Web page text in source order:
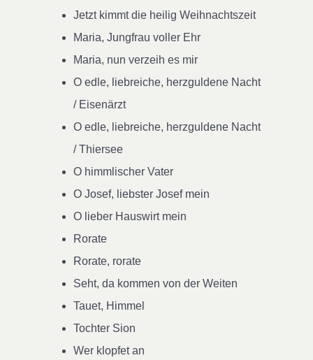
Jetzt kimmt die heilig Weihnachtszeit
Maria, Jungfrau voller Ehr
Maria, nun verzeih es mir
O edle, liebreiche, herzguldene Nacht
/ Eisenärzt
O edle, liebreiche, herzguldene Nacht
/ Thiersee
O himmlischer Vater
O Josef, liebster Josef mein
O lieber Hauswirt mein
Rorate
Rorate, rorate
Seht, da kommen von der Weiten
Tauet, Himmel
Tochter Sion
Wer klopfet an